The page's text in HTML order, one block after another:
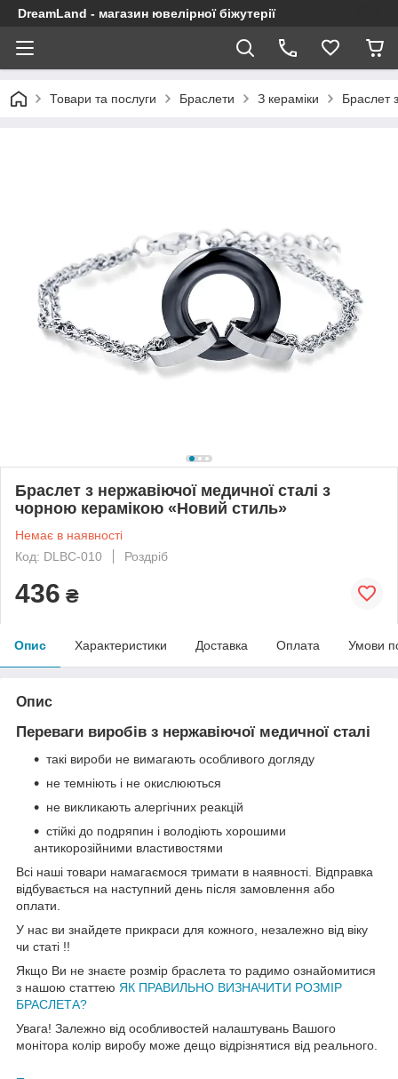
DreamLand - магазин ювелірної біжутерії
Товари та послуги Браслети З кераміки Браслет
Браслет з нержавіючої медичної сталі з
чорною керамікою «Новий стиль»
Немає в наявності
Код: DLBC-010
Роздріб
436 ₴
Опис Характеристики Доставка Оплата Умови
Опис
Переваги виробів з нержавіючої медичної сталі
такі вироби не вимагають особливого догляду
не темніють і не окислюються
не викликають алергічних реакцій
стійкі до подряпин і володіють хорошими
антикорозійними властивостями
Всі наші товари намагаємося тримати в наявності. Відправка
відбувається на наступний день після замовлення або
оплати.
У нас ви знайдете прикраси для кожного, незалежно від віку
чи статі !!
Якщо Ви не знаєте розмір браслета то радимо ознайомитися
з нашою статтею ЯК ПРАВИЛЬНО ВИЗНАЧИТИ РОЗМІР
БРАСЛЕТА?
Увага! Залежно від особливостей налаштувань Вашого
монітора колір виробу може дещо відрізнятися від реального.